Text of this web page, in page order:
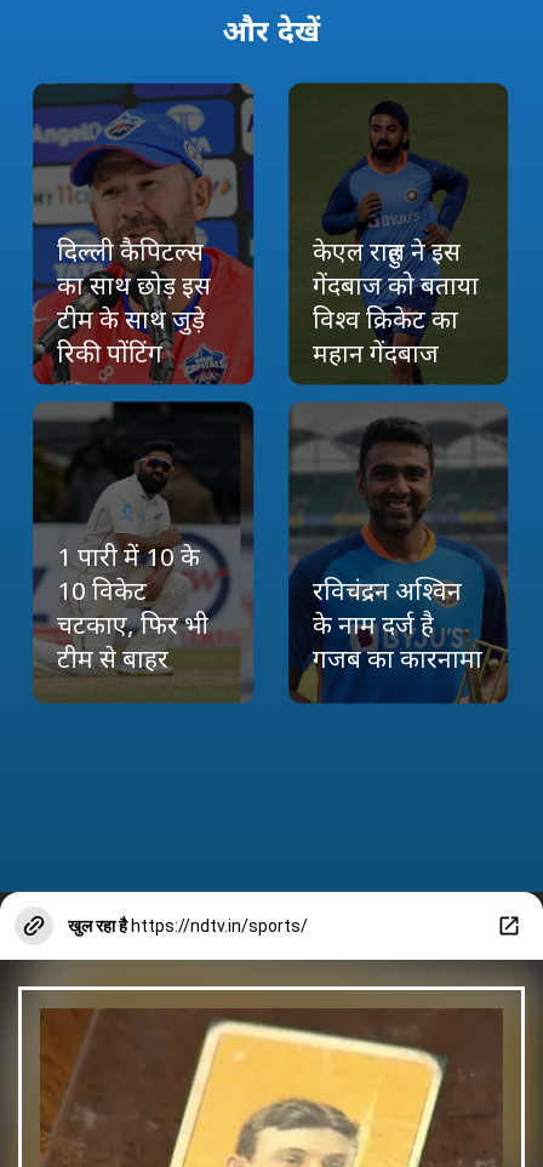
और देखें
केएल राहुल ने इस
गेंदबाज को बताया
विश्व क्रिकेट का
महान गेंदबाज
1 पारी में 10 के
10 विकेट
चटकाए, फिर भी
टीम से बाहर
रविचंद्रन अश्विन
के नाम दर्ज है
गजब का कारनामा
दिल्ली कैपिटल्स
का साथ छोड़ इस
टीम के साथ जुड़े
रिकी पोंटिंग
खुल रहा है https://ndtv.in/sports/